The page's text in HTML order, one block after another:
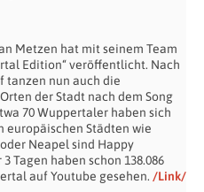
Metzen hat mit seinem Team
Edition“ veröffentlicht. Nach
tanzen nun auch die
der Stadt nach dem Song
70 Wuppertaler haben sich
europäischen Städten wie
Neapel sind Happy
Tagen haben schon 138.086
auf Youtube gesehen. /Link/